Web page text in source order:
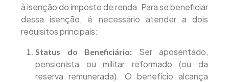
à isenção do imposto de renda. Para se beneficiar
dessa isenção, é necessário atender a dois
requisitos principais:
Status do Beneficiário: Ser aposentado,
pensionista ou militar reformado (ou da
reserva remunerada). O benefício alcança